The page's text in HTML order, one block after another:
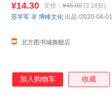
送达！
¥14.30 定价： ¥45.00 (3.18折)
北方图书城旗舰店
苏学军 著 博峰文化 出品 /2020-04-01
加入购物车 收藏